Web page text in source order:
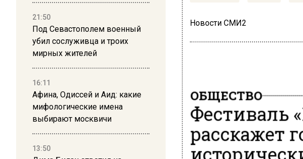
21:50
Под Севастополем военный
убил сослуживца и троих
мирных жителей
16:11
Афина, Одиссей и Аид: какие
мифологические имена
выбирают москвичи
13:50
Новости СМИ2
ОБЩЕСТВО
Фестиваль
расскажет